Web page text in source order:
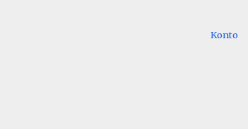
Konto